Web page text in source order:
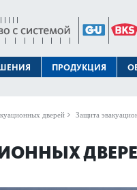
ПРОДУКЦИЯ
дверей Защита